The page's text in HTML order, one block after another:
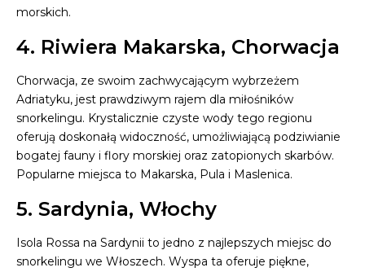
morskich.
4. Riwiera Makarska, Chorwacja
Chorwacja, ze swoim zachwycającym wybrzeżem
Adriatyku, jest prawdziwym rajem dla miłośników
snorkelingu. Krystalicznie czyste wody tego regionu
oferują doskonałą widoczność, umożliwiającą podziwianie
bogatej fauny i flory morskiej oraz zatopionych skarbów.
Popularne miejsca to Makarska, Pula i Maslenica.
5. Sardynia, Włochy
Isola Rossa na Sardynii to jedno z najlepszych miejsc do
snorkelingu we Włoszech. Wyspa ta oferuje piękne,